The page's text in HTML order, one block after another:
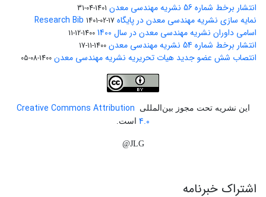
انتشار برخط شماره 56 نشریه مهندسی معدن 1401-04-31
نمایه سازی نشریه مهندسی معدن در پایگاه Research Bib 1401-02-17
اسامی داوران نشریه مهندسی معدن در سال 1400 1400-12-11
انتشار برخط شماره 54 نشریه مهندسی معدن 1400-11-17
انتصاب شش عضو جدید هیات تحریریه نشریه مهندسی معدن 1400-08-05
این نشریه تحت مجوز بین‌المللی
Creative Commons Attribution
4.0 است.
JLG@
اشتراک خبرنامه